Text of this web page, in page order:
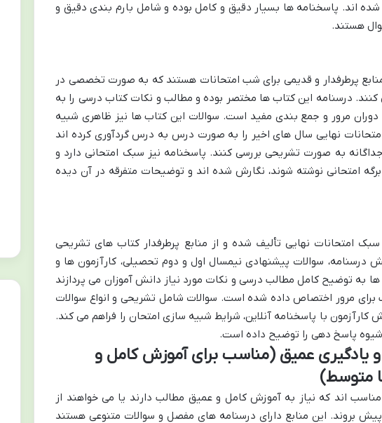
اند. پاسخنامه ها بسیار دقیق و کامل بوده و شامل بارم بندی دقیق و
هستند.
منابع پرطرفدار و قدیمی برای شب امتحانات هستند که به صورت تخصصی در
درسنامه این کتاب ها مختصر بوده و مطالب و نکات کتاب درسی را به
مرور و جمع بندی مفید است. سوالات این کتاب ها نیز ظاهری شبیه
امتحانات نهایی سال های اخیر را به صورت درس به درس گردآوری کرده اند
به صورت تشریحی بررسی کنند. پاسخنامه نیز سبک امتحانی دارد و
امتحانی نوشته شوند، نگارش شده اند و توضیحات متفرقه در آن دیده
امتحانات نهایی تألیف شده و از منابع پرطرفدار کتاب های تشریحی
سوالات پیشنهادی نیمسال اول و دوم تحصیلی، کارآزمون ها و
به توضیح کامل مطالب درسی و نکات مورد نیاز دانش آموزان می پردازند
مرور اختصاص داده شده است. سوالات شامل تشریحی و انواع سوالات
با پاسخنامه آنلاین، شرایط شبیه سازی امتحان را فراهم می کند.
شیوه پاسخ دهی را توضیح داده است.
عمیق (مناسب برای آموزش کامل و
متوسط)
اند که نیاز به آموزش کامل و عمیق مطالب دارند یا می خواهند از
بروند. این منابع دارای درسنامه های مفصل و سوالات متنوعی هستند